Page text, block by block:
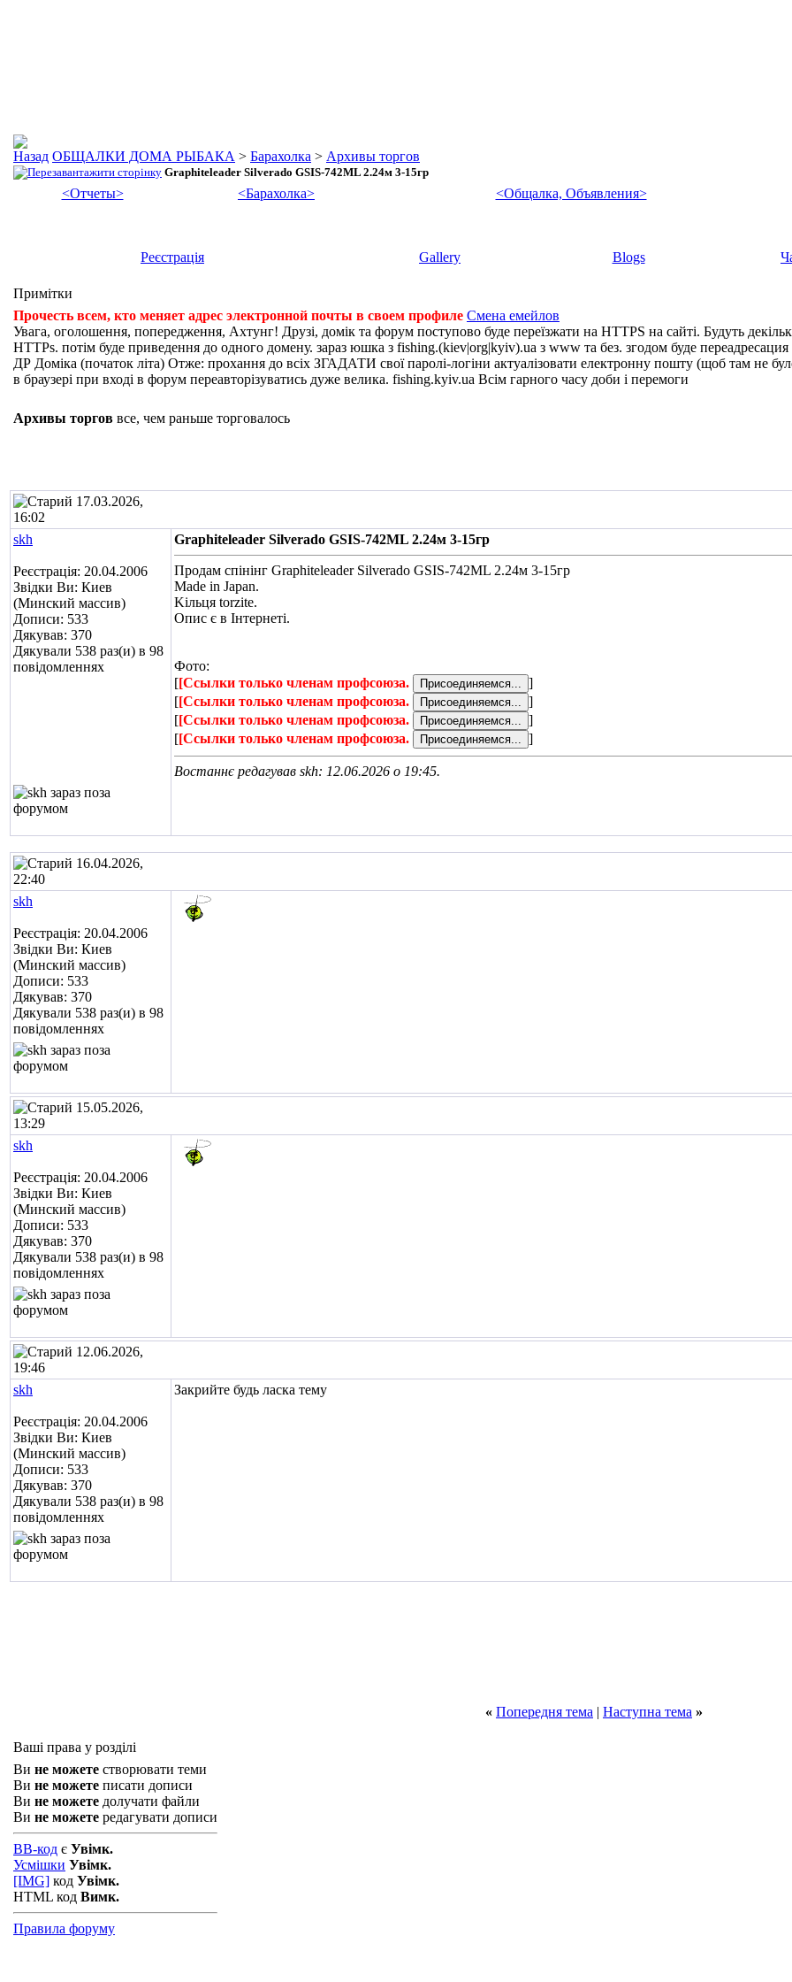
ОБЩАЛКИ ДОМА РЫБАКА > Барахолка > Архивы торгов
Graphiteleader Silverado GSIS-742ML 2.24м 3-15гр
<Отчеты> <Барахолка> <Общалка, Объявления>
Реєстрація Gallery Blogs
Примітки
Прочесть всем, кто меняет адрес электронной почты в своем профиле Смена емейлов
Увага, оголошення, попередження, Ахтунг! Друзі, домік та форум поступово буде переїзжати на HTTPS на сайті. Будуть
HTTPs. потім буде приведення до одного домену. зараз юшка з fishing.(kiev|org|kyiv).ua з www та без. згодом буде
ДР Доміка (початок літа) Отже: прохання до всіх ЗГАДАТИ свої паролі-логіни актуалізовати електронну пошту (щоб там не
в браузері при вході в форум переавторізуватись дуже велика. fishing.kyiv.ua Всім гарного часу доби і перемоги
Архивы торгов все, чем раньше торговалось
17.03.2026,
16:02
skh
Реєстрація: 20.04.2006
Звідки Ви: Киев
(Минский массив)
Дописи: 533
Дякував: 370
Дякували 538 раз(и) в 98
повідомленнях
Graphiteleader Silverado GSIS-742ML 2.24м 3-15гр
Продам спінінг Graphiteleader Silverado GSIS-742ML 2.24м 3-15гр
Made in Japan.
Kільця torzite.
Опис є в Інтернеті.
Фото:
[[Ссылки только членам профсоюза.
]
[[Ссылки только членам профсоюза.
]
[[Ссылки только членам профсоюза.
]
[[Ссылки только членам профсоюза. ]
Востаннє редагував skh: 12.06.2026 о 19:45.
16.04.2026,
22:40
skh
Реєстрація: 20.04.2006
Звідки Ви: Киев
(Минский массив)
Дописи: 533
Дякував: 370
Дякували 538 раз(и) в 98
повідомленнях
15.05.2026,
13:29
skh
Реєстрація: 20.04.2006
Звідки Ви: Киев
(Минский массив)
Дописи: 533
Дякував: 370
Дякували 538 раз(и) в 98
повідомленнях
12.06.2026,
19:46
skh
Реєстрація: 20.04.2006
Звідки Ви: Киев
(Минский массив)
Дописи: 533
Дякував: 370
Дякували 538 раз(и) в 98
повідомленнях
Закрийте будь ласка тему
« Попередня тема | Наступна тема »
Ваші права у розділі
Ви не можете створювати теми
Ви не можете писати дописи
Ви не можете долучати файли
Ви не можете редагувати дописи
BB-код є Увімк.
Усмішки Увімк.
[IMG] код Увімк.
HTML код Вимк.
Правила форуму